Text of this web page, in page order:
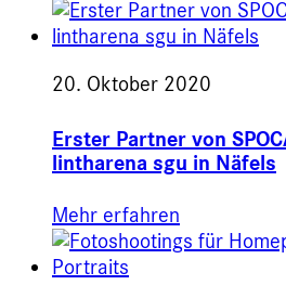
20. Oktober 2020
Erster Partner von
lintharena sgu in Näfels
Mehr erfahren